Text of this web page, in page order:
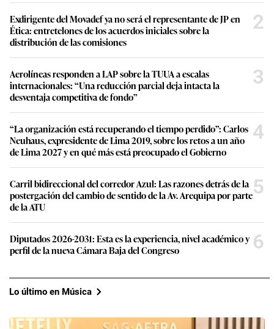
Exdirigente del Movadef ya no será el representante de JP en
Ética: entretelones de los acuerdos iniciales sobre la
distribución de las comisiones
2
Aerolíneas responden a LAP sobre la TUUA a escalas
internacionales: “Una reducción parcial deja intacta la
desventaja competitiva de fondo”
3
“La organización está recuperando el tiempo perdido”: Carlos
Neuhaus, expresidente de Lima 2019, sobre los retos a un año
de Lima 2027 y en qué más está preocupado el Gobierno
4
Carril bidireccional del corredor Azul: Las razones detrás de la
postergación del cambio de sentido de la Av. Arequipa por parte
de la ATU
5
Diputados 2026-2031: Esta es la experiencia, nivel académico y
perfil de la nueva Cámara Baja del Congreso
6
Lo último en Música